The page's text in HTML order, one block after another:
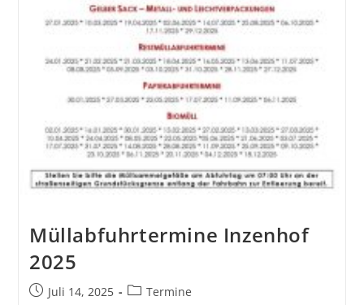
Müllabfuhrtermine Inzenhof
2025
Juli 14, 2025 Termine